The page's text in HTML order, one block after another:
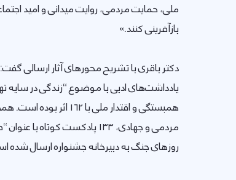
ملی، حمایت مردمی، روایت میدانی و امید
بازآفرینی کنند.»
دکتر باقری با تشریح محورهای آثار ارسالی
روزهای جنگ به دبیرخانه جشنواره ارسال شده